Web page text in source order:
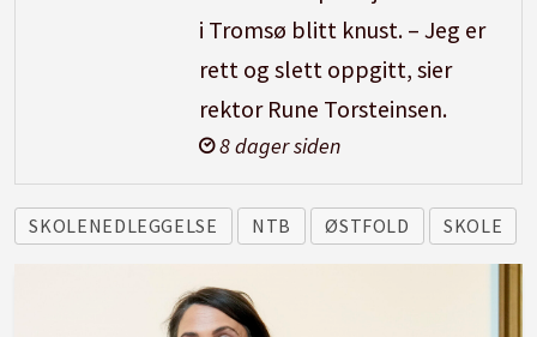
i Tromsø blitt knust. – Jeg er
rett og slett oppgitt, sier
rektor Rune Torsteinsen.
8 dager siden
SKOLENEDLEGGELSE NTB ØSTFOLD SKOLE